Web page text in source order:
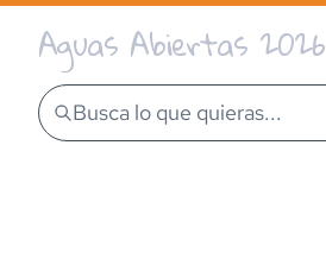
Aguas Abiertas 2026
Busca lo que quieras...